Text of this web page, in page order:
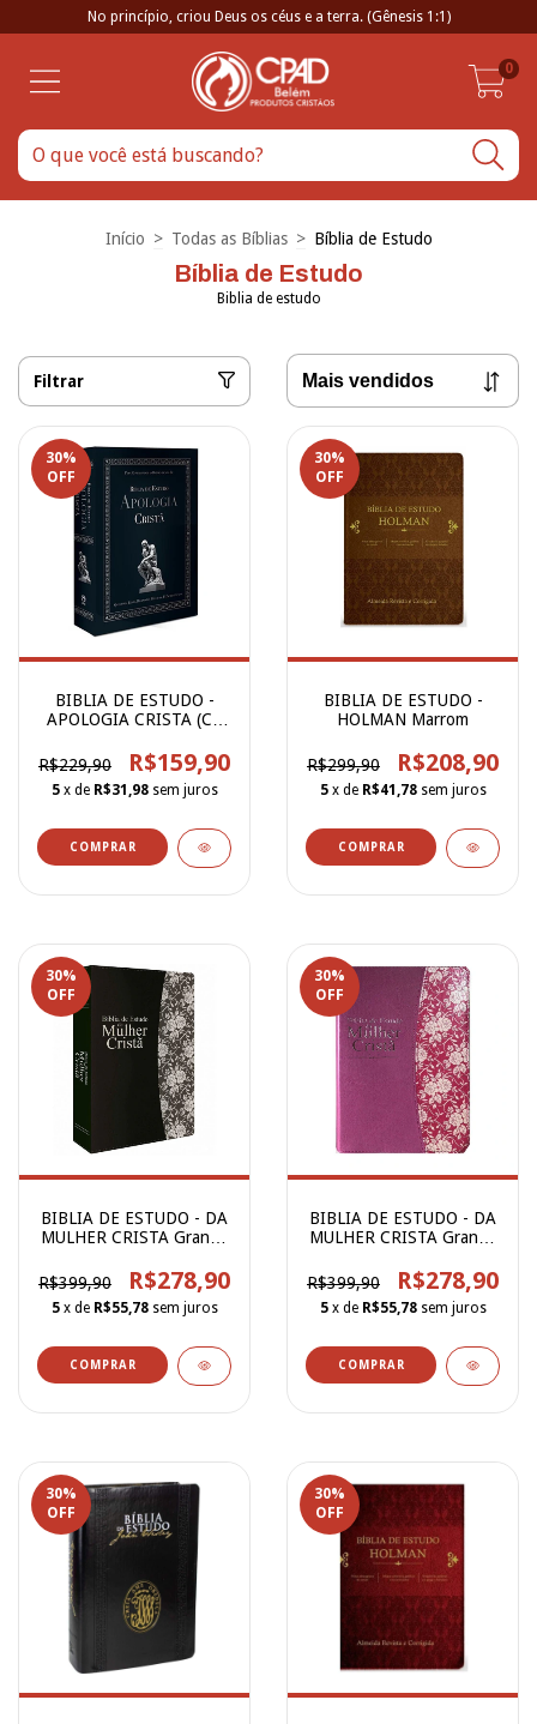
No princípio, criou Deus os céus e a terra. (Gênesis 1:1)
0
Início > Todas as Bíblias > Bíblia de Estudo
Bíblia de Estudo
Biblia de estudo
Filtrar
30%
OFF
BIBLIA DE ESTUDO -
APOLOGIA CRISTA (Cp
R$229,90
R$159,90
5 x de R$31,98 sem juros
30%
OFF
BIBLIA DE ESTUDO -
HOLMAN Marrom
R$299,90 R$208,90
5 x de R$41,78 sem juros
30%
OFF
BIBLIA DE ESTUDO - DA
MULHER CRISTA Grande
R$399,90
R$278,90
5 x de R$55,78 sem juros
30%
OFF
BIBLIA DE ESTUDO - DA
MULHER CRISTA Grande
R$399,90
R$278,90
5 x de R$55,78 sem juros
30%
OFF
30%
OFF